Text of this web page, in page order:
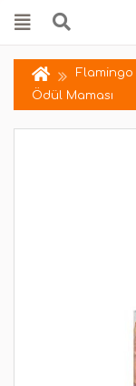
Flamingo
Ödül Maması